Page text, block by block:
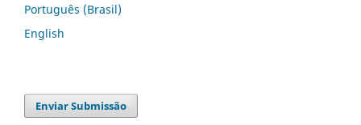
Português (Brasil)
English
Enviar Submissão